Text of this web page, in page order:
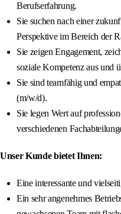
Berufserfahrung.
Sie suchen nach einer
Perspektive im Bereich der
Sie zeigen Engagement,
soziale Kompetenz aus und
Sie sind teamfähig und
(m/w/d).
Sie legen Wert auf
verschiedenen
Unser Kunde bietet Ihnen:
Eine interessante und
Ein sehr angenehmes